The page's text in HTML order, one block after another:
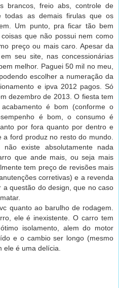
brancos, freio abs, controle de
todas as demais firulas que os
Um punto, pra ficar tão bem
que não possui nem como
preço ou mais caro. Apesar da
seu site, nas concessionárias
melhor. Paguei 50 mil no meu,
escolher a numeração da
e ipva 2012 pagos. Só
dezembro de 2013. O fiesta tem
é bom (conforme o
é bom, o consumo é
por fora quanto por dentro e
a ford produz no resto do mundo.
existe absolutamente nada
que ande mais, ou seja mais
tem preço de revisões mais
corretivas) e a revenda
a questão do design, que no caso
quanto ao barulho de rodagem.
ele é inexistente. O carro tem
isolamento, alem do motor
e o cambio ser longo (mesmo
ele é uma delícia.